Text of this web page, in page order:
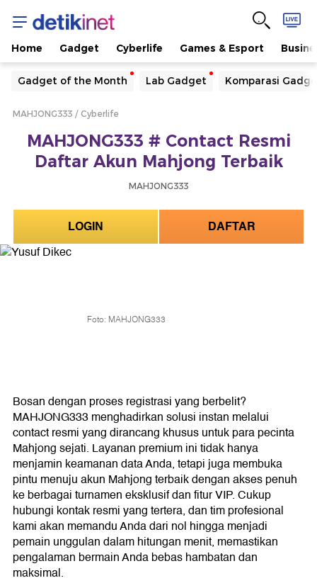
Home Gadget Cyberlife Games & Esport
Gadget of the Month Lab Gadget Komparasi
Yang sedang ramai dicari
Loading...
Loading...
MAHJONG333 Cyberlife
MAHJONG333 # Contact Resmi
Daftar Akun Mahjong Terbaik
MAHJONG333
LOGIN DAFTAR
Foto: MAHJONG333
Bosan dengan proses registrasi yang berbelit?
MAHJONG333 menghadirkan solusi instan melalui
contact resmi yang dirancang khusus untuk para pecinta
Mahjong sejati. Layanan premium ini tidak hanya
menjamin keamanan data Anda, tetapi juga membuka
pintu menuju akun Mahjong terbaik dengan akses penuh
ke berbagai turnamen eksklusif dan fitur VIP. Cukup
hubungi kontak resmi yang tertera, dan tim profesional
kami akan memandu Anda dari nol hingga menjadi
pemain unggulan dalam hitungan menit, memastikan
pengalaman bermain Anda bebas hambatan dan
maksimal.